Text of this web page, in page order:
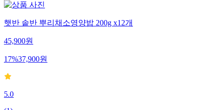
햇반 솥반 뿌리채소영양밥 200g x12개
45,900원
17%37,900원
5.0